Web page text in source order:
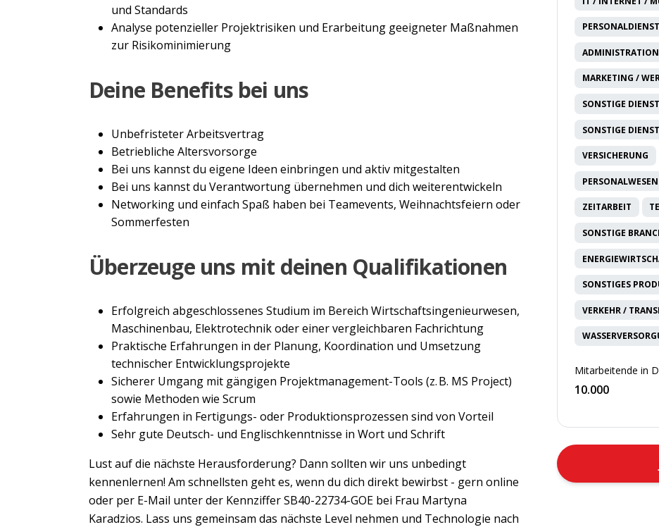
und Standards
Analyse potenzieller Projektrisiken und Erarbeitung geeigneter Maßnahmen
zur Risikominimierung
Deine Benefits bei uns
Unbefristeter Arbeitsvertrag
Betriebliche Altersvorsorge
Bei uns kannst du eigene Ideen einbringen und aktiv mitgestalten
Bei uns kannst du Verantwortung übernehmen und dich weiterentwickeln
Networking und einfach Spaß haben bei Teamevents, Weihnachtsfeiern oder
Sommerfesten
Überzeuge uns mit deinen Qualifikationen
Erfolgreich abgeschlossenes Studium im Bereich Wirtschaftsingenieurwesen,
Maschinenbau, Elektrotechnik oder einer vergleichbaren Fachrichtung
Praktische Erfahrungen in der Planung, Koordination und Umsetzung
technischer Entwicklungsprojekte
Sicherer Umgang mit gängigen Projektmanagement-Tools (z. B. MS Project)
sowie Methoden wie Scrum
Erfahrungen in Fertigungs- oder Produktionsprozessen sind von Vorteil
Sehr gute Deutsch- und Englischkenntnisse in Wort und Schrift
Lust auf die nächste Herausforderung? Dann sollten wir uns unbedingt
kennenlernen! Am schnellsten geht es, wenn du dich direkt bewirbst - gern online
oder per E-Mail unter der Kennziffer SB40-22734-GOE bei Frau Martyna
Karadzios. Lass uns gemeinsam das nächste Level nehmen und Technologie nach
MARKETING /
SONSTIGE
SONSTIGE
VERSICHERUNG
ZEITARBEIT
SONSTIGE
SONSTIGES
VERKEHR /
Mitarbeitende in
10.000